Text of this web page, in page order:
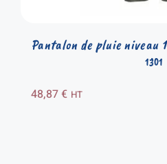
1301
Pantalon de pluie niveau 1
48,87€ HT